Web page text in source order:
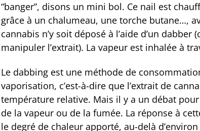
“banger”, disons un mini bol. Ce nail est
grâce à un chalumeau, une torche butane…,
cannabis n’y soit déposé à l’aide d’un dabber
manipuler l’extrait). La vapeur est inhalée à
Le dabbing est une méthode de
vaporisation, c’est-à-dire que l’extrait de
température relative. Mais il y a un débat
de la vapeur ou de la fumée. La réponse à
le degré de chaleur apporté, au-delà